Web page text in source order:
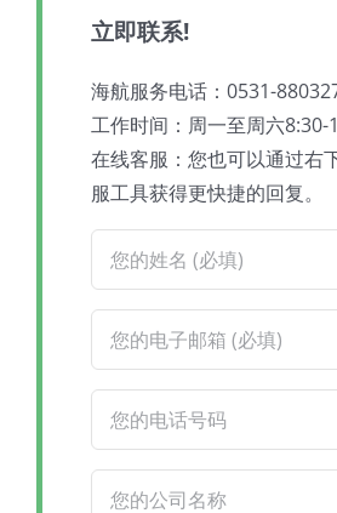
立即联系!
海航服务电话：0531-
工作时间：周一至周六8:30-
在线客服：您也可以通过右
服工具获得更快捷的回复。